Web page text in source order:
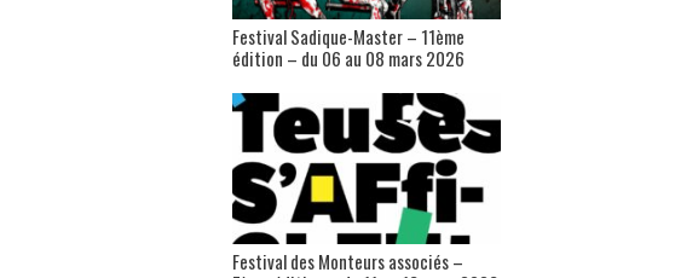
Festival Sadique-Master – 11ème
édition – du 06 au 08 mars 2026
Festival des Monteurs associés –